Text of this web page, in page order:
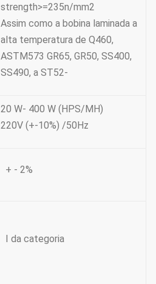
strength>=235n/mm2
Assim como a bobina laminada a
alta temperatura de Q460,
ASTM573 GR65, GR50, SS400,
SS490, a ST52-
20 W- 400 W (HPS/MH)
220V (+-10%) /50Hz
+ - 2%
Ⅰ da categoria